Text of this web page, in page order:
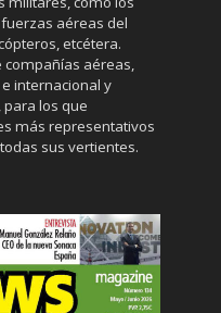
aéreas del
etcétera.
aéreas,
internacional y
los que
más representativos
sus vertientes.